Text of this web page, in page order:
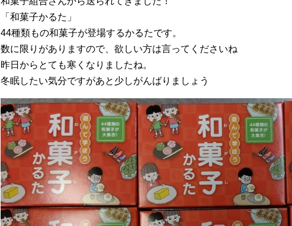
「和菓子かるた」
44種類もの和菓子が登場するかるたです。
数に限りがありますので、欲しい方は言ってくださいね
昨日からとても寒くなりましたね。
冬眠したい気分ですがあと少しがんばりましょう